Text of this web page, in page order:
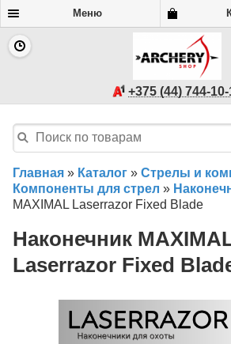
Меню
+375 (44) 744-10-
Главная » Каталог » Стрелы и
Компоненты для стрел »
MAXIMAL Laserrazor Fixed Blade
Наконечник
Laserrazor Fixed